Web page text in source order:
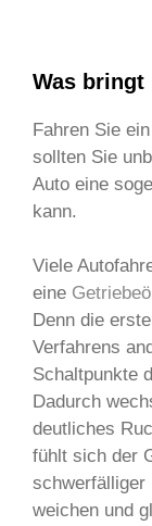
Was bringt
Fahren Sie
sollten Sie
Auto eine
kann.
Viele
eine
Denn die
Verfahrens
Schaltpunkte
Dadurch
deutliches
fühlt sich der
schwerfälliger
weichen und